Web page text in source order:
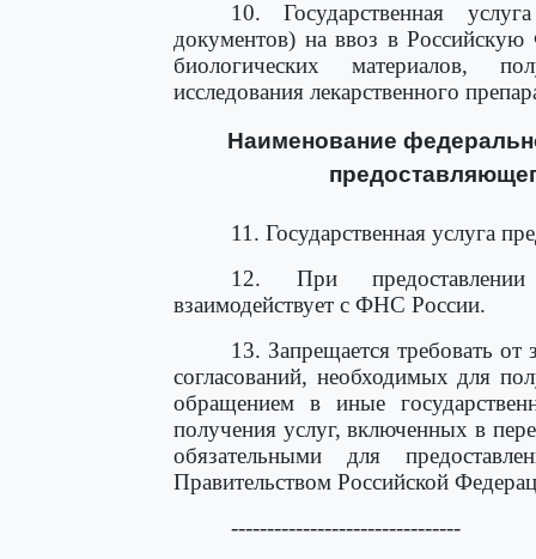
10. Государственная
документов) на ввоз в
биологических материалов,
исследования лекарственного
Наименование
11. Государственная услуга
12. При предоставлении
взаимодействует с ФНС России.
13. Запрещается требовать от
согласований, необходимых для
обращением в иные
получения услуг, включенных в
обязательными для
Правительством Российской
--------------------------------